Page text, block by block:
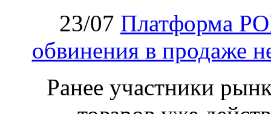
23/07 Платформа
обвинения в продаже
Ранее участники